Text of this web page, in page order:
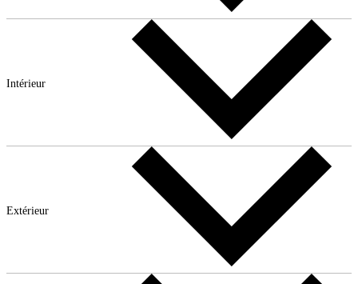
Intérieur
Extérieur